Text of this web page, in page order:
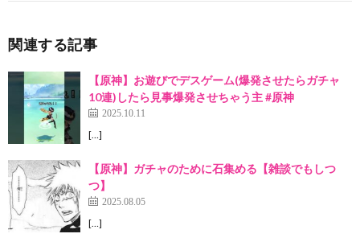
関連する記事
【原神】お遊びでデスゲーム(爆発させたらガチャ
10連)したら見事爆発させちゃう主 #原神
2025.10.11
[…]
【原神】ガチャのために石集める【雑談でもしつ
つ】
2025.08.05
[…]